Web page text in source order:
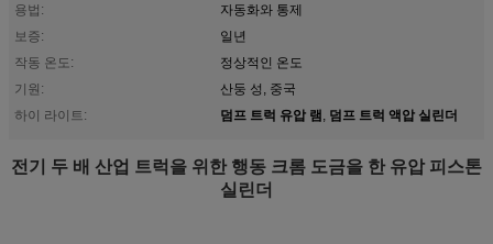
용법:
자동화와 통제
보증:
일년
작동 온도:
정상적인 온도
기원:
산둥 성, 중국
하이 라이트:
덤프 트럭 유압 램, 덤프 트럭 액압 실린더
전기 두 배 산업 트럭을 위한 행동 크롬 도금을 한 유압 피스톤
실린더